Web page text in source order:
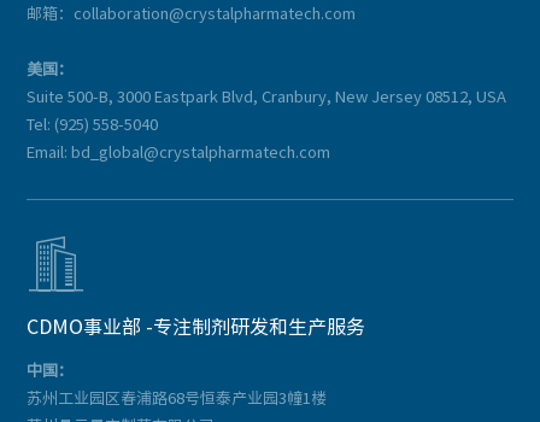
邮箱：collaboration@crystalpharmatech.com
美国：
Suite 500-B, 3000 Eastpark Blvd, Cranbury, New Jersey 08512, USA
Tel: (925) 558-5040
Email: bd_global@crystalpharmatech.com

CDMO事业部 -专注制剂研发和生产服务
中国：
苏州工业园区春浦路68号恒泰产业园3幢1楼